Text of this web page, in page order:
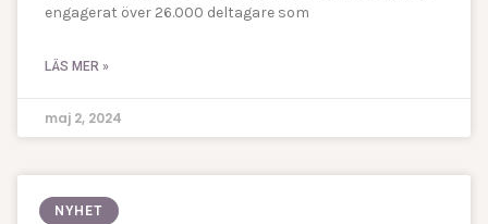
engagerat över 26.000 deltagare som
LÄS MER »
maj 2, 2024
NYHET